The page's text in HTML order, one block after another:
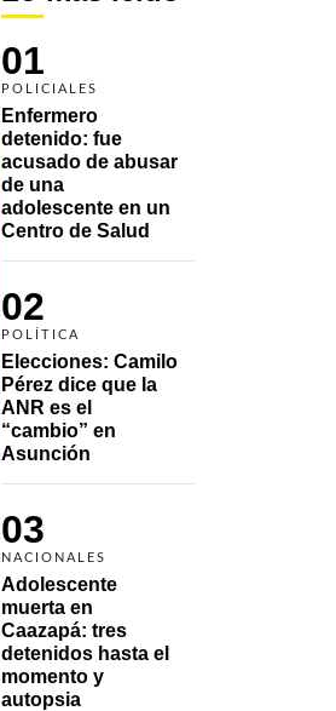
01
POLICIALES
Enfermero
detenido: fue
acusado de abusar
de una
adolescente en un
Centro de Salud
02
POLÍTICA
Elecciones: Camilo
Pérez dice que la
ANR es el
“cambio” en
Asunción
03
NACIONALES
Adolescente
muerta en
Caazapá: tres
detenidos hasta el
momento y
autopsia